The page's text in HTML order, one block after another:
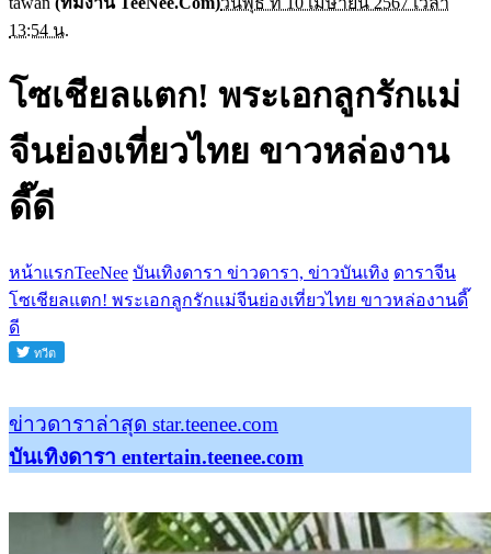
13:54 น.
โซเชียลแตก! พระเอกลูกรักแม่
จีนย่องเที่ยวไทย ขาวหล่องาน
ดี๊ดี
หน้าแรกTeeNee บันเทิงดารา ข่าวดารา, ข่าวบันเทิง ดาราจีน
โซเชียลแตก! พระเอกลูกรักแม่จีนย่องเที่ยวไทย ขาวหล่องานดี๊
ดี
ข่าวดาราล่าสุด star.teenee.com
บันเทิงดารา entertain.teenee.com